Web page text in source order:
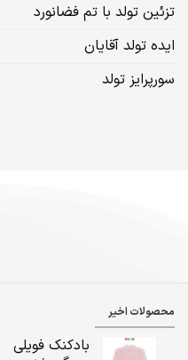
تزئین تولد با تم فضانورد
ایده تولد آقایان
سورپرایز تولد
محصولات اخیر
بادکنک فویلی